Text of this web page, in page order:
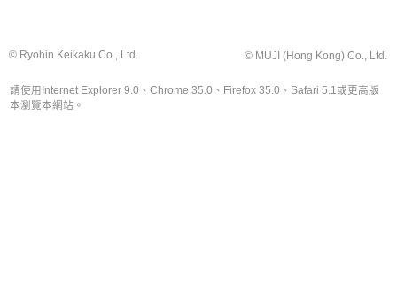
© Ryohin Keikaku Co., Ltd. © MUJI (Hong Kong) Co., Ltd.
請使用Internet Explorer 9.0、Chrome 35.0、Firefox 35.0、Safari 5.1或更高版
本瀏覽本網站。